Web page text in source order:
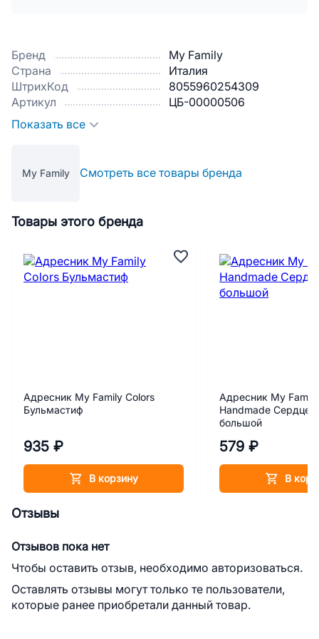
Бренд
My Family
Страна
Италия
ШтрихКод
8055960254309
Артикул
ЦБ-00000506
Показать все
My Family Смотреть все товары бренда
Товары этого бренда
Адресник My Family Colors
Бульмастиф
935 ₽
В корзину
Адресник My
Handmade Сердце
большой
579 ₽
В
Отзывы
Отзывов пока нет
Чтобы оставить отзыв, необходимо авторизоваться.
Оставлять отзывы могут только те пользователи,
которые ранее приобретали данный товар.